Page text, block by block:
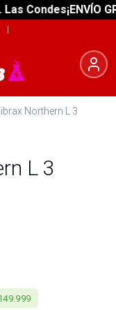
Condes¡ENVÍO
|
Northern L 3
L 3